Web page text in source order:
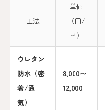
工法
単価
（円/
㎡）
ウレタン
防水（密
着/通
気）
8,000〜
12,000